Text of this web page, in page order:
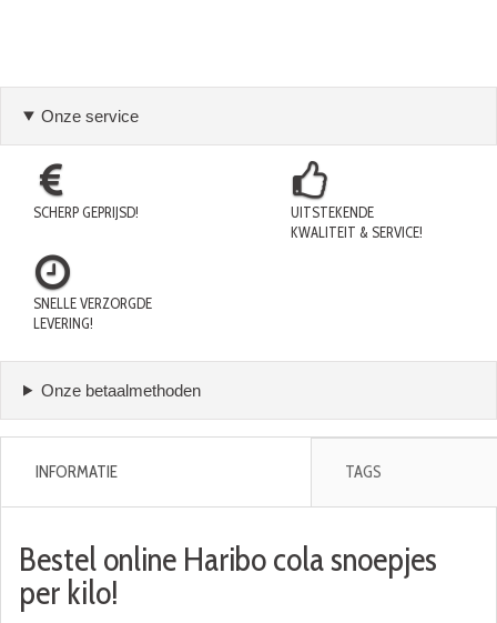
Onze service
SCHERP GEPRIJSD!
UITSTEKENDE
KWALITEIT & SERVICE!
SNELLE VERZORGDE
LEVERING!
Onze betaalmethoden
INFORMATIE TAGS
Bestel online Haribo cola snoepjes
per kilo!